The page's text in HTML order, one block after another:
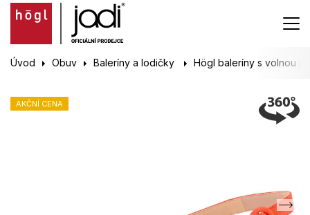
Úvod Obuv Baleríny a lodičky Högl baleríny s volnou
AKČNÍ CENA